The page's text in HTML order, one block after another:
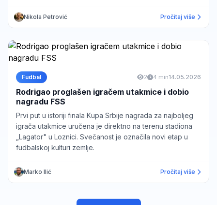
Nikola Petrović Pročitaj više
Fudbal 2 4 min14.05.2026
Rodrigao proglašen igračem utakmice i dobio
nagradu FSS
Prvi put u istoriji finala Kupa Srbije nagrada za najboljeg
igrača utakmice uručena je direktno na terenu stadiona
„Lagator" u Loznici. Svečanost je označila novi etap u
fudbalskoj kulturi zemlje.
Marko Ilić Pročitaj više